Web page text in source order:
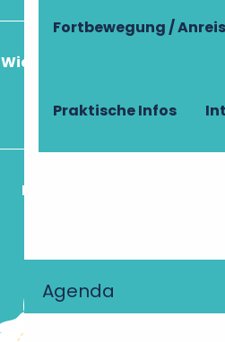
Fortbewegung /
Praktische Infos
Agenda
Wie komme ich an?
Im Flugzeug